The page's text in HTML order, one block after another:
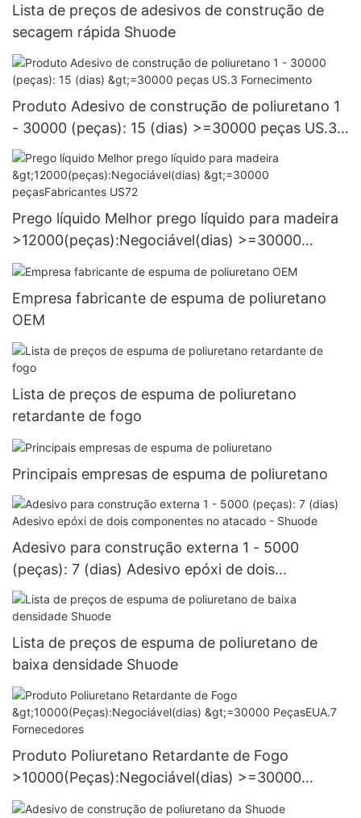
Lista de preços de adesivos de construção de
secagem rápida Shuode
Produto Adesivo de construção de poliuretano 1
- 30000 (peças): 15 (dias) >=30000 peças US.3
Fornecimento
Prego líquido Melhor prego líquido para madeira
>12000(peças):Negociável(dias) >=30000
peçasFabricantes US72
Empresa fabricante de espuma de poliuretano
OEM
Lista de preços de espuma de poliuretano
retardante de fogo
Principais empresas de espuma de poliuretano
Adesivo para construção externa 1 - 5000
(peças): 7 (dias) Adesivo epóxi de dois
componentes no atacado - Shuode
Lista de preços de espuma de poliuretano de
baixa densidade Shuode
Produto Poliuretano Retardante de Fogo
>10000(Peças):Negociável(dias) >=30000
PeçasEUA.7 Fornecedores